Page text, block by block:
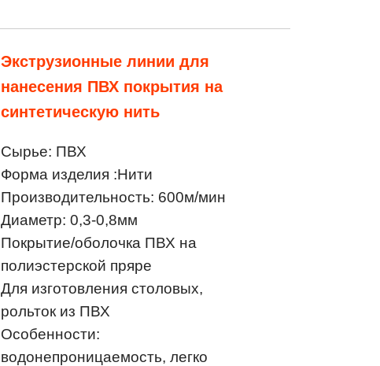
Экструзионные линии для
нанесения ПВХ покрытия на
синтетическую нить
Сырье: ПВХ
Форма изделия :Нити
Производительность: 600м/мин
Диаметр: 0,3-0,8мм
Покрытие/оболочка ПВХ на
полиэстерской пряре
Для изготовления столовых,
рольток из ПВХ
Особенности:
водонепроницаемость, легко